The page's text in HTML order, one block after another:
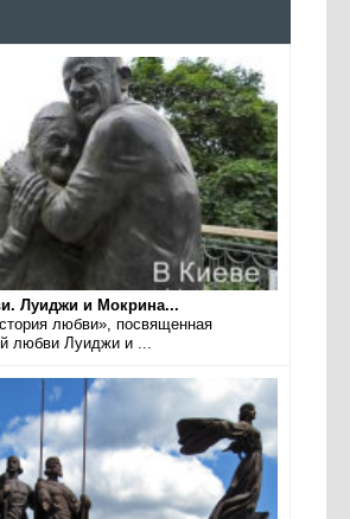
Луиджи и Мокрина...
любви», посвященная
любви Луиджи и ...